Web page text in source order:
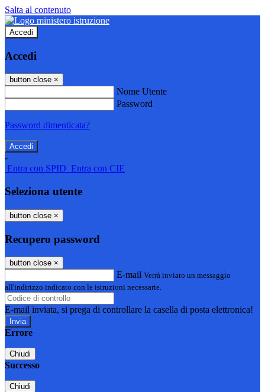
Salta al contenuto
Accedi
Accedi
button close ×
Nome Utente
Password
Password dimenticata?
-
Entra con SPID Entra con CIE
Seleziona utente
button close ×
Recupero password
button close ×
E-mail Verrà inviato un messaggio
all'indirizzo indicato con le istruzioni necessarie.
E-mail inviata, si prega di controllare la casella di posta elettronica!
Errore
Chiudi
Successo
Chiudi